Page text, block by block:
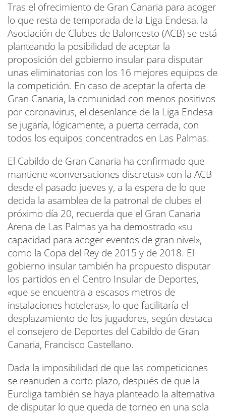
Tras el ofrecimiento de Gran Canaria para acoger
lo que resta de temporada de la Liga Endesa, la
Asociación de Clubes de Baloncesto (ACB) se está
planteando la posibilidad de aceptar la
proposición del gobierno insular para disputar
unas eliminatorias con los 16 mejores equipos de
la competición. En caso de aceptar la oferta de
Gran Canaria, la comunidad con menos positivos
por coronavirus, el desenlance de la Liga Endesa
se jugaría, lógicamente, a puerta cerrada, con
todos los equipos concentrados en Las Palmas.
El Cabildo de Gran Canaria ha confirmado que
mantiene «conversaciones discretas» con la ACB
desde el pasado jueves y, a la espera de lo que
decida la asamblea de la patronal de clubes el
próximo día 20, recuerda que el Gran Canaria
Arena de Las Palmas ya ha demostrado «su
capacidad para acoger eventos de gran nivel»,
como la Copa del Rey de 2015 y de 2018. El
gobierno insular también ha propuesto disputar
los partidos en el Centro Insular de Deportes,
«que se encuentra a escasos metros de
instalaciones hoteleras», lo que facilitaría el
desplazamiento de los jugadores, según destaca
el consejero de Deportes del Cabildo de Gran
Canaria, Francisco Castellano.
Dada la imposibilidad de que las competiciones
se reanuden a corto plazo, después de que la
Euroliga también se haya planteado la alternativa
de disputar lo que queda de torneo en una sola